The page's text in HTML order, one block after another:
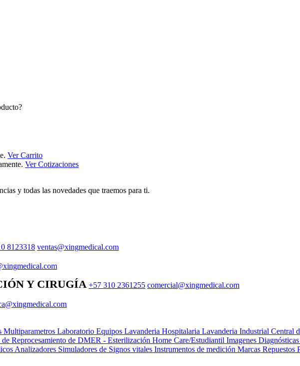
Ver Carrito
Ver Cotizaciones
y todas las novedades que traemos para ti.
8123318 ventas@xingmedical.com
Y CIRUGÍA +57 310 2361255 comercial@xingmedical.com
Multiparametros Laboratorio Equipos Lavanderia Hospitalaria Lavanderia Industrial Central
de Reprocesamiento de DMER - Esterilización Home Care/Estudiantil Imagenes Diagnósticas
Analizadores Simuladores de Signos vitales Instrumentos de medición Marcas Repuestos